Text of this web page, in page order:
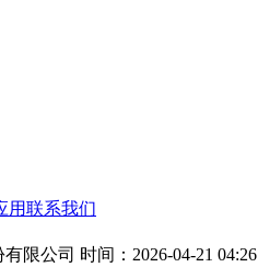
用联系我们
限公司 时间：2026-04-21 04:26